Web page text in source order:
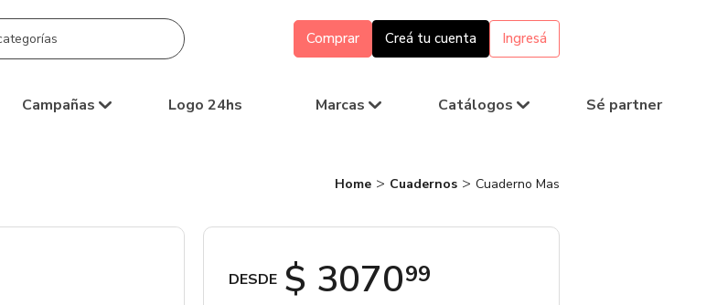
Comprar Creá tu cuenta Ingresá
Campañas Logo 24hs Marcas Catálogos Sé partner
Home Cuadernos Cuaderno Mas
DESDE $ 307099